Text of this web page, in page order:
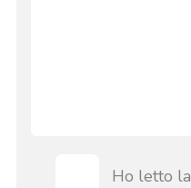
Ho letto la